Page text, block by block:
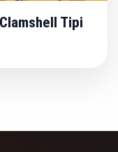
Tipi